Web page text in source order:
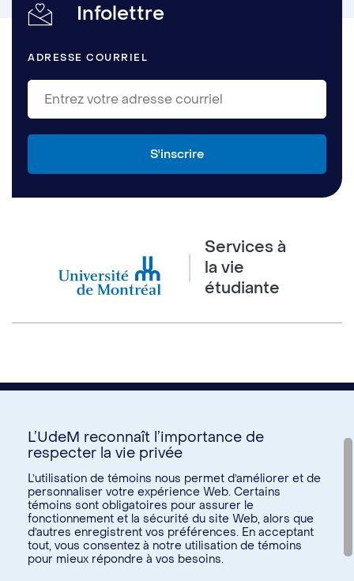
Infolettre
ADRESSE COURRIEL
Services à
la vie
étudiante
Nous joindre
Voir tous les liens
Calendrier de la vie étudiante
Ateliers culturels
L’UdeM reconnaît l’importance de
respecter la vie privée
L’utilisation de témoins nous permet d’améliorer et de
personnaliser votre expérience Web. Certains
témoins sont obligatoires pour assurer le
fonctionnement et la sécurité du site Web, alors que
d’autres enregistrent vos préférences. En acceptant
tout, vous consentez à notre utilisation de témoins
pour mieux répondre à vos besoins.